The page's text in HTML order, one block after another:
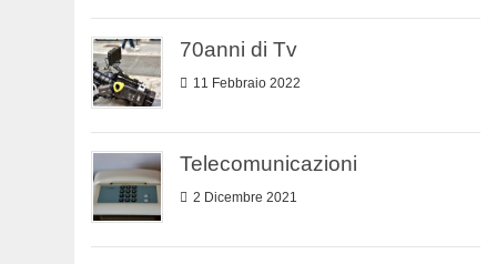
70anni di Tv
11 Febbraio 2022
Telecomunicazioni
2 Dicembre 2021